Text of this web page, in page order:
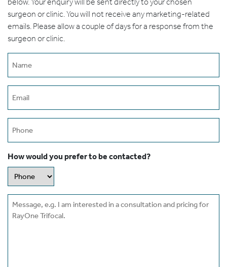
surgeon or clinic. You will not receive any marketing-related
emails. Please allow a couple of days for a response from the
surgeon or clinic.
How would you prefer to be contacted?
Message